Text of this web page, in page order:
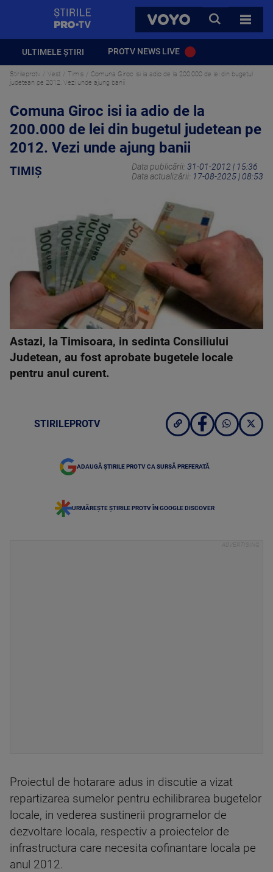
VOYO
CAUTA
TOATE
ULTIMELE ȘTIRI PROTV NEWS LIVE
Stirileprotv Vest Timiș
Comuna Giroc isi ia adio de la 200.000 de lei din bugetul
judetean pe 2012. Vezi unde ajung banii
Comuna Giroc isi ia adio de la
200.000 de lei din bugetul judetean pe
2012. Vezi unde ajung banii
TIMIȘ Data publicării: 31-01-2012 | 15:36
Data actualizării: 17-08-2025 | 08:53
Astazi, la Timisoara, in sedinta Consiliului
Judetean, au fost aprobate bugetele locale
pentru anul curent.
STIRILEPROTV
ADAUGĂ ȘTIRILE PROTV CA SURSĂ PREFERATĂ
URMĂREȘTE ȘTIRILE PROTV ÎN GOOGLE DISCOVER
Proiectul de hotarare adus in discutie a vizat
repartizarea sumelor pentru echilibrarea bugetelor
locale, in vederea sustinerii programelor de
dezvoltare locala, respectiv a proiectelor de
infrastructura care necesita cofinantare locala pe
anul 2012.